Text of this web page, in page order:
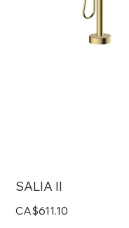
SALIA II
Price
CA$611.10